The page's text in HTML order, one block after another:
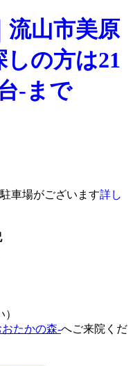
流山市美原
の方は21
-まで
車場がございます詳し
たかの森-へご来院くだ